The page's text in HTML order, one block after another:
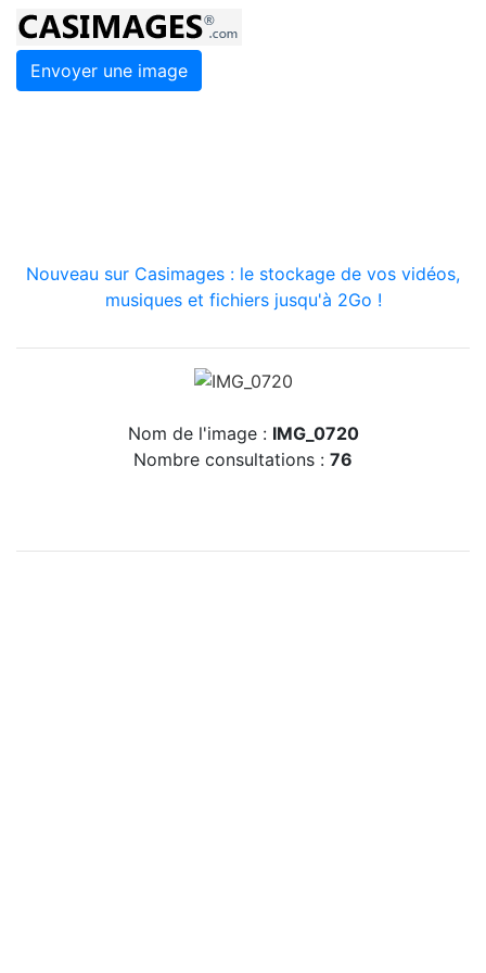
Envoyer une image
Nouveau sur Casimages : le stockage de vos vidéos,
musiques et fichiers jusqu'à 2Go !
Nom de l'image : IMG_0720
Nombre consultations : 76